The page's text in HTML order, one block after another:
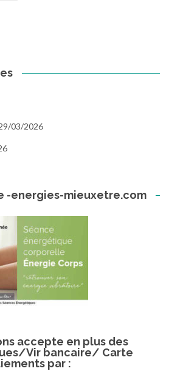
03/2026
-energies-mieuxetre.com
accepte en plus des
Vir bancaire/ Carte
par :